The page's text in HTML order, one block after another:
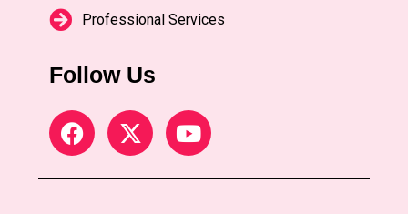
Professional Services
Follow Us